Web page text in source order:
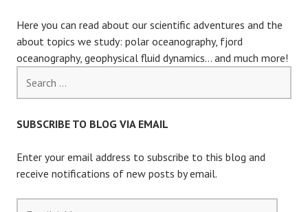
Here you can read about our scientific adventures and the
about topics we study: polar oceanography, fjord
oceanography, geophysical fluid dynamics… and much more!
for:
SUBSCRIBE TO BLOG VIA EMAIL
Enter your email address to subscribe to this blog and
receive notifications of new posts by email.